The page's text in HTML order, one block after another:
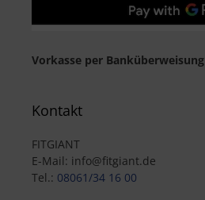
Vorkasse per Banküberweisung
Kontakt
FITGIANT
E-Mail: info@fitgiant.de
Tel.: 08061/34 16 00